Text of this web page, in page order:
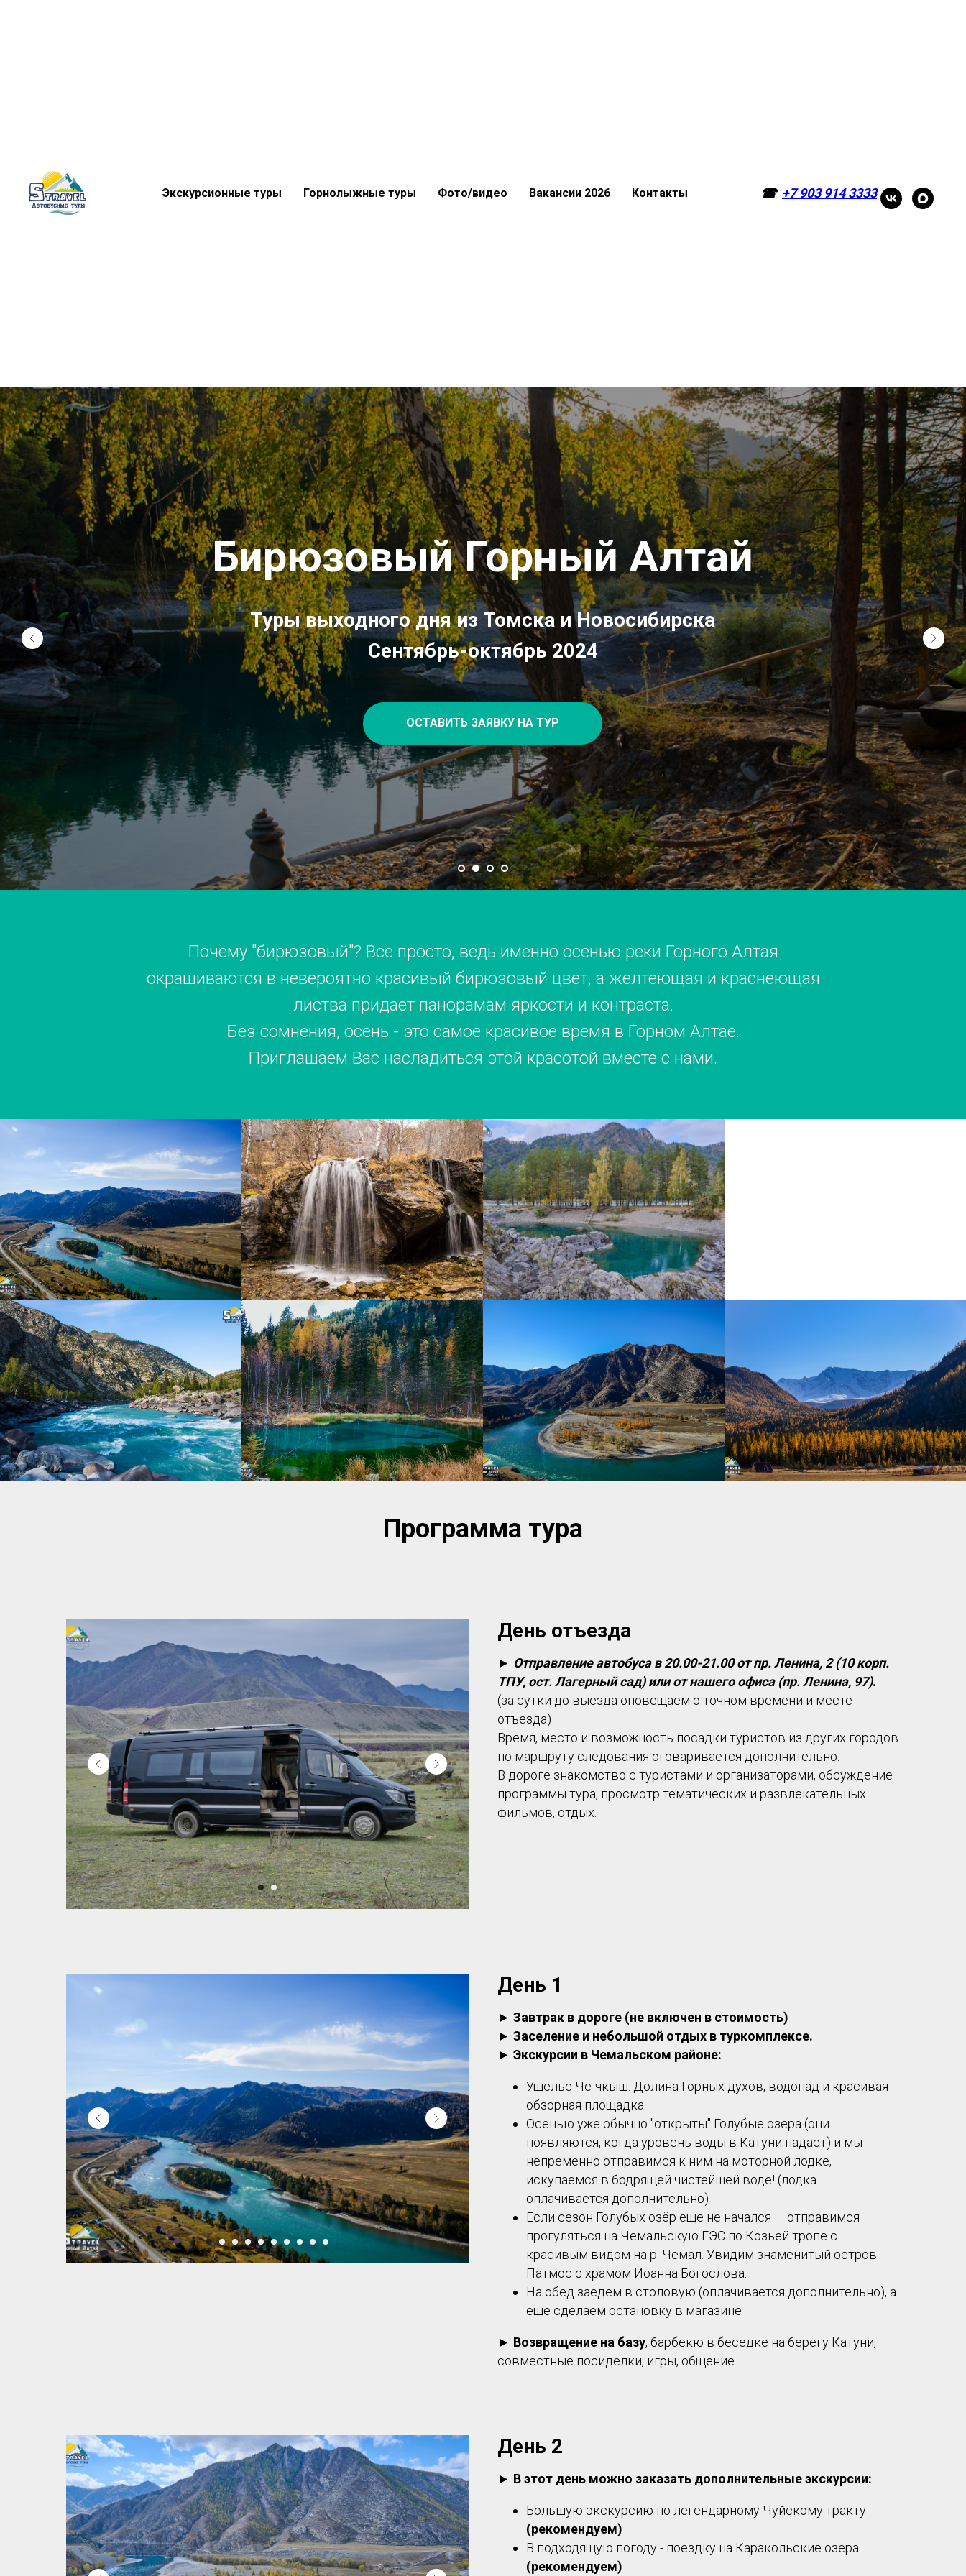
Экскурсионные туры Горнолыжные туры Фото/видео Вакансии 2026 Контакты ☎ +7 903 914 3333
Бирюзовый Горный Алтай
Туры выходного дня из Томска и Новосибирска
Сентябрь-октябрь 2024
ОСТАВИТЬ ЗАЯВКУ НА ТУР
Почему "бирюзовый"? Все просто, ведь именно осенью реки Горного Алтая
окрашиваются в невероятно красивый бирюзовый цвет, а желтеющая и краснеющая
листва придает панорамам яркости и контраста.
Без сомнения, осень - это самое красивое время в Горном Алтае.
Приглашаем Вас насладиться этой красотой вместе с нами.
Программа тура
День отъезда
► Отправление автобуса в 20.00-21.00 от пр. Ленина, 2 (10 корп.
ТПУ, ост. Лагерный сад) или от нашего офиса (пр. Ленина, 97).
(за сутки до выезда оповещаем о точном времени и месте
отъезда)
Время, место и возможность посадки туристов из других городов
по маршруту следования оговаривается дополнительно.
В дороге знакомство с туристами и организаторами, обсуждение
программы тура, просмотр тематических и развлекательных
фильмов, отдых.
День 1
► Завтрак в дороге (не включен в стоимость)
► Заселение и небольшой отдых в туркомплексе.
► Экскурсии в Чемальском районе:
Ущелье Че-чкыш: Долина Горных духов, водопад и красивая
обзорная площадка.
Осенью уже обычно "открыты" Голубые озера (они
появляются, когда уровень воды в Катуни падает) и мы
непременно отправимся к ним на моторной лодке,
искупаемся в бодрящей чистейшей воде! (лодка
оплачивается дополнительно)
Если сезон Голубых озёр ещё не начался — отправимся
прогуляться на Чемальскую ГЭС по Козьей тропе с
красивым видом на р. Чемал. Увидим знаменитый остров
Патмос с храмом Иоанна Богослова.
На обед заедем в столовую (оплачивается дополнительно), а
еще сделаем остановку в магазине
► Возвращение на базу, барбекю в беседке на берегу Катуни,
совместные посиделки, игры, общение.
День 2
► В этот день можно заказать дополнительные экскурсии:
Большую экскурсию по легендарному Чуйскому тракту
(рекомендуем)
В подходящую погоду - поездку на Каракольские озера
(рекомендуем)